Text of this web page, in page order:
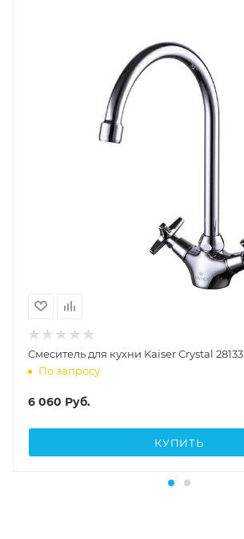
Смеситель для кухни Kaiser Crystal 28133
По запросу
6 060 Руб.
КУПИТЬ